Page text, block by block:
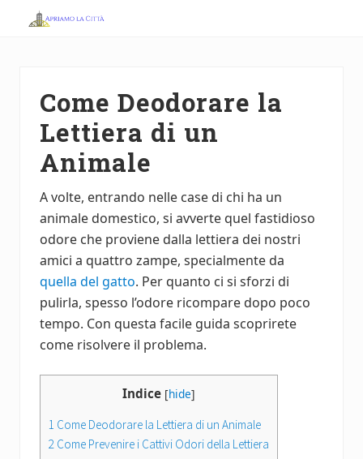
Come Deodorare la
Lettiera di un
Animale
A volte, entrando nelle case di chi ha un
animale domestico, si avverte quel fastidioso
odore che proviene dalla lettiera dei nostri
amici a quattro zampe, specialmente da
quella del gatto. Per quanto ci si sforzi di
pulirla, spesso l’odore ricompare dopo poco
tempo. Con questa facile guida scoprirete
come risolvere il problema.
Indice [hide]
1 Come Deodorare la Lettiera di un Animale
2 Come Prevenire i Cattivi Odori della Lettiera